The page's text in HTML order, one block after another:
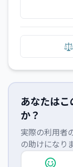
⚖️
あなたはこ
か？
実際の利用者
の助けになり